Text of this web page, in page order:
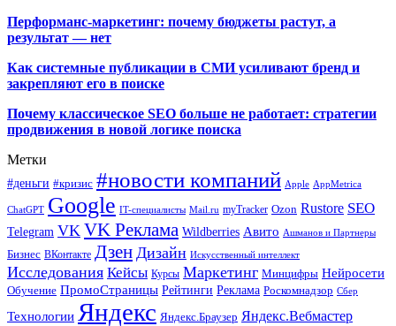
Перформанс-маркетинг: почему бюджеты растут, а
результат — нет
Как системные публикации в СМИ усиливают бренд и
закрепляют его в поиске
Почему классическое SEO больше не работает: стратегии
продвижения в новой логике поиска
Метки
#деньги #кризис #новости компаний Apple AppMetrica
ChatGPT Google IT-специалисты Mail.ru myTracker Ozon Rustore SEO
Telegram VK VK Реклама Wildberries Авито Ашманов и Партнеры
Бизнес ВКонтакте Дзен Дизайн Искусственный интеллект
Исследования Кейсы Курсы Маркетинг Минцифры Нейросети
Обучение ПромоСтраницы Рейтинги Реклама Роскомнадзор Сбер
Технологии Яндекс Яндекс.Браузер Яндекс.Вебмастер